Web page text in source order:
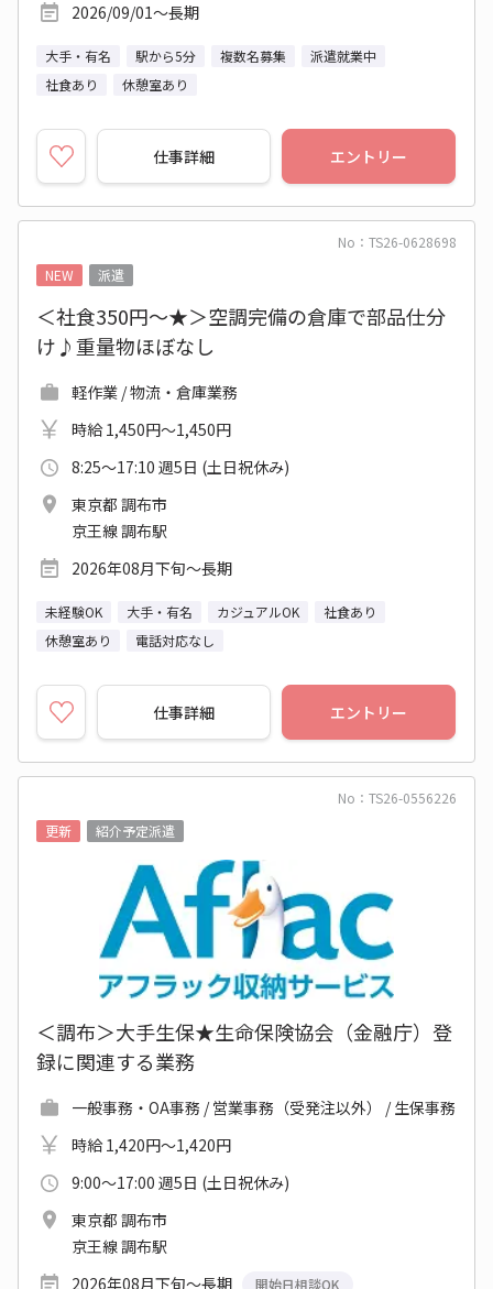
2026/09/01～長期
大手・有名 駅から5分 複数名募集
派遣就業中
社食あり
休憩室あり
仕事詳細 エントリー
No：TS26-0628698
NEW
派遣
＜社食350円～★＞空調完備の倉庫で部品仕分
け♪重量物ほぼなし
軽作業 / 物流・倉庫業務
時給 1,450円～1,450円
8:25～17:10 週5日 (土日祝休み)
東京都 調布市
京王線 調布駅
2026年08月下旬～長期
未経験OK 大手・有名 カジュアルOK
社食あり
休憩室あり
電話対応なし
仕事詳細 エントリー
No：TS26-0556226
更新
紹介予定派遣
＜調布＞大手生保★生命保険協会（金融庁）登
録に関連する業務
一般事務・OA事務 / 営業事務（受発注以外） / 生保事務
時給 1,420円～1,420円
9:00～17:00 週5日 (土日祝休み)
東京都 調布市
京王線 調布駅
2026年08月下旬～長期
開始日相談OK